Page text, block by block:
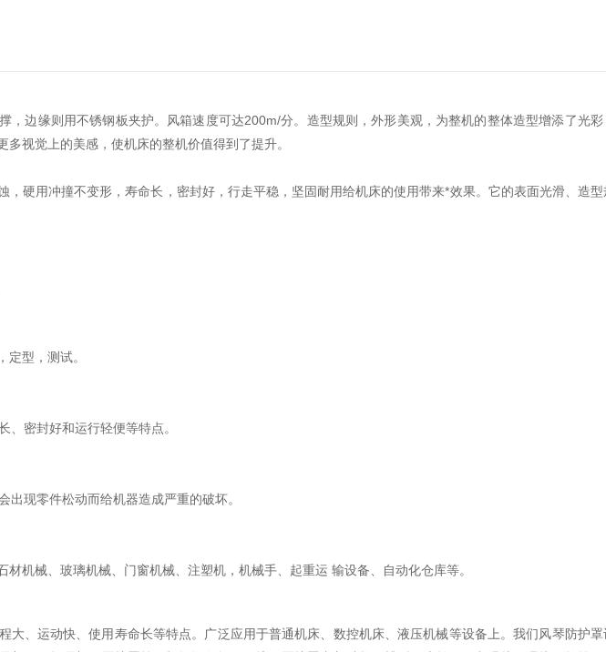
，边缘则用不锈钢板夹护。风箱速度可达200m/分。造型规则，外形美观，为整机的整体造型增添了光彩
视觉上的美感，使机床的整机价值得到了提升。
，硬用冲撞不变形，寿命长，密封好，行走平稳，坚固耐用给机床的使用带来*效果。它的表面光滑、造型
型，测试。
、密封好和运行轻便等特点。
现零件松动而给机器造成严重的破坏。
机械、玻璃机械、门窗机械、注塑机，机械手、起重运 输设备、自动化仓库等。
大、运动快、使用寿命长等特点。广泛应用于普通机床、数控机床、液压机械等设备上。我们风琴防护罩